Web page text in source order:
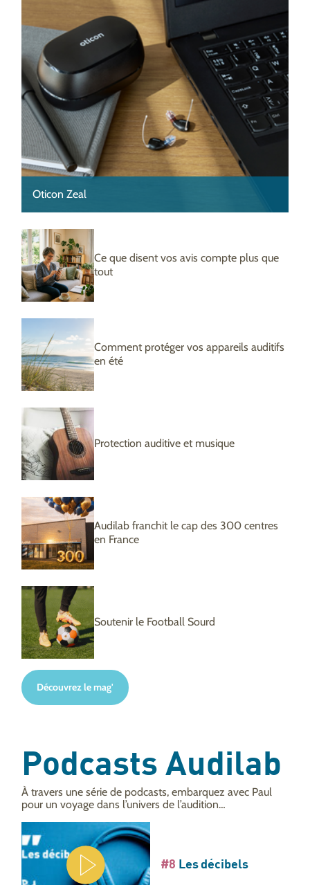
Oticon Zeal
Ce que disent vos avis compte plus que
tout
Comment protéger vos appareils auditifs
en été
Protection auditive et musique
Audilab franchit le cap des 300 centres
en France
Soutenir le Football Sourd
Découvrez le mag'
Podcasts Audilab
À travers une série de podcasts, embarquez avec Paul
pour un voyage dans l’univers de l’audition…
#8 Les décibels